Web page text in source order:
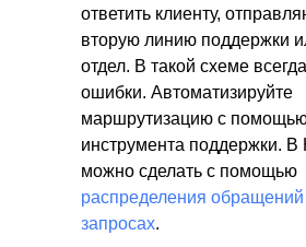
ответить клиенту,
вторую линию поддержки
отдел. В такой схеме
ошибки. Автоматизируйте
маршрутизацию с
инструмента поддержки. В
можно сделать с помощью
распределения обращений
запросах.